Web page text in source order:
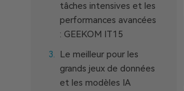
tâches intensives et les
performances avancées
: GEEKOM IT15
Le meilleur pour les
grands jeux de données
et les modèles IA